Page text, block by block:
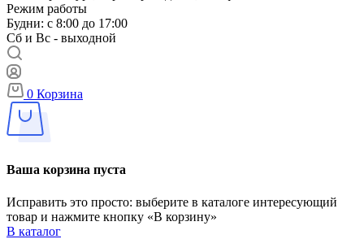
Режим работы
Будни: с 8:00 до 17:00
Сб и Вс - выходной
0 Корзина
Ваша корзина пуста
Исправить это просто: выберите в каталоге интересующий
товар и нажмите кнопку «В корзину»
В каталог